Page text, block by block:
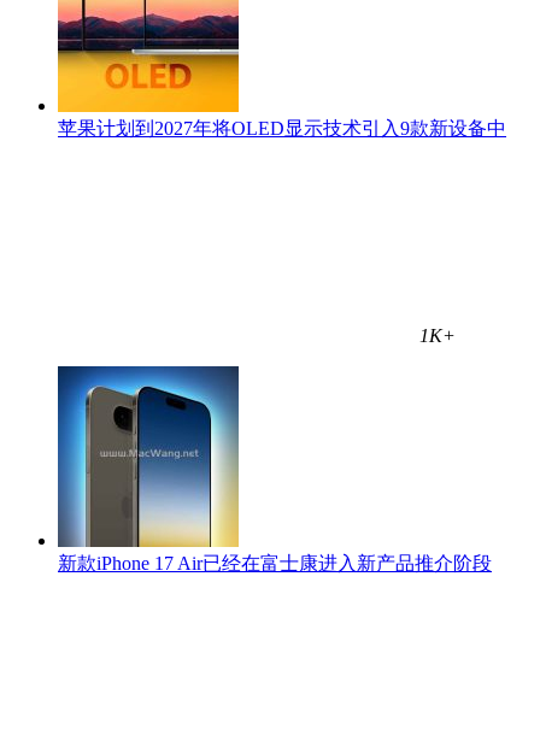
苹果计划到2027年将OLED显示技术引入9款新设备中
1K+
新款iPhone 17 Air已经在富士康进入新产品推介阶段